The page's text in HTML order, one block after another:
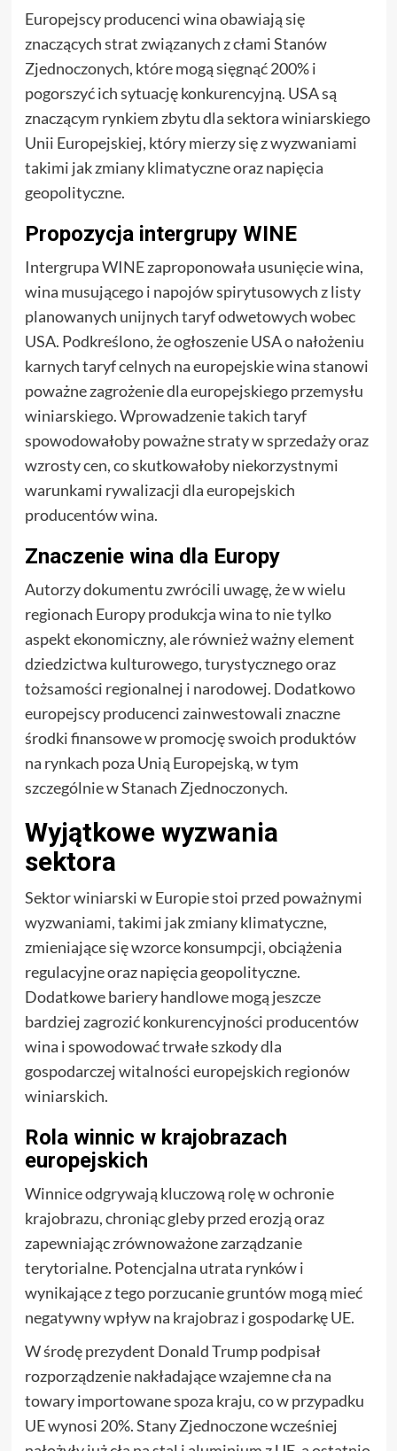
Europejscy producenci wina obawiają się
znaczących strat związanych z cłami Stanów
Zjednoczonych, które mogą sięgnąć 200% i
pogorszyć ich sytuację konkurencyjną. USA są
znaczącym rynkiem zbytu dla sektora winiarskiego
Unii Europejskiej, który mierzy się z wyzwaniami
takimi jak zmiany klimatyczne oraz napięcia
geopolityczne.
Propozycja intergrupy WINE
Intergrupa WINE zaproponowała usunięcie wina,
wina musującego i napojów spirytusowych z listy
planowanych unijnych taryf odwetowych wobec
USA. Podkreślono, że ogłoszenie USA o nałożeniu
karnych taryf celnych na europejskie wina stanowi
poważne zagrożenie dla europejskiego przemysłu
winiarskiego. Wprowadzenie takich taryf
spowodowałoby poważne straty w sprzedaży oraz
wzrosty cen, co skutkowałoby niekorzystnymi
warunkami rywalizacji dla europejskich
producentów wina.
Znaczenie wina dla Europy
Autorzy dokumentu zwrócili uwagę, że w wielu
regionach Europy produkcja wina to nie tylko
aspekt ekonomiczny, ale również ważny element
dziedzictwa kulturowego, turystycznego oraz
tożsamości regionalnej i narodowej. Dodatkowo
europejscy producenci zainwestowali znaczne
środki finansowe w promocję swoich produktów
na rynkach poza Unią Europejską, w tym
szczególnie w Stanach Zjednoczonych.
Wyjątkowe wyzwania
sektora
Sektor winiarski w Europie stoi przed poważnymi
wyzwaniami, takimi jak zmiany klimatyczne,
zmieniające się wzorce konsumpcji, obciążenia
regulacyjne oraz napięcia geopolityczne.
Dodatkowe bariery handlowe mogą jeszcze
bardziej zagrozić konkurencyjności producentów
wina i spowodować trwałe szkody dla
gospodarczej witalności europejskich regionów
winiarskich.
Rola winnic w krajobrazach
europejskich
Winnice odgrywają kluczową rolę w ochronie
krajobrazu, chroniąc gleby przed erozją oraz
zapewniając zrównoważone zarządzanie
terytorialne. Potencjalna utrata rynków i
wynikające z tego porzucanie gruntów mogą mieć
negatywny wpływ na krajobraz i gospodarkę UE.
W środę prezydent Donald Trump podpisał
rozporządzenie nakładające wzajemne cła na
towary importowane spoza kraju, co w przypadku
UE wynosi 20%. Stany Zjednoczone wcześniej